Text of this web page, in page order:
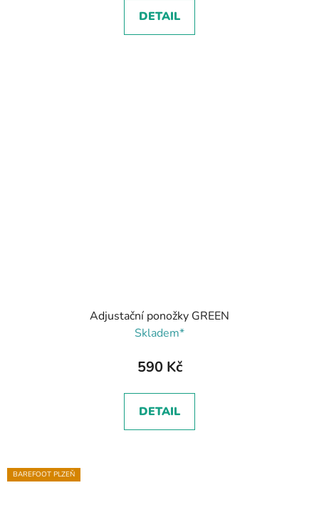
DETAIL
Adjustační ponožky GREEN
Skladem*
590 Kč
DETAIL
BAREFOOT PLZEŇ